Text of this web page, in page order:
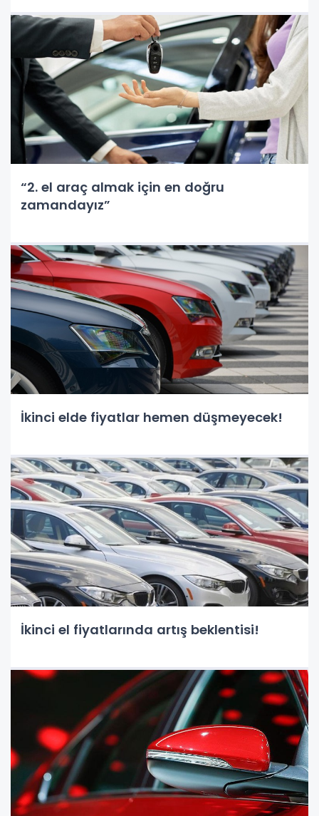
“2. el araç almak için en doğru
zamandayız”
İkinci elde fiyatlar hemen düşmeyecek!
İkinci el fiyatlarında artış beklentisi!